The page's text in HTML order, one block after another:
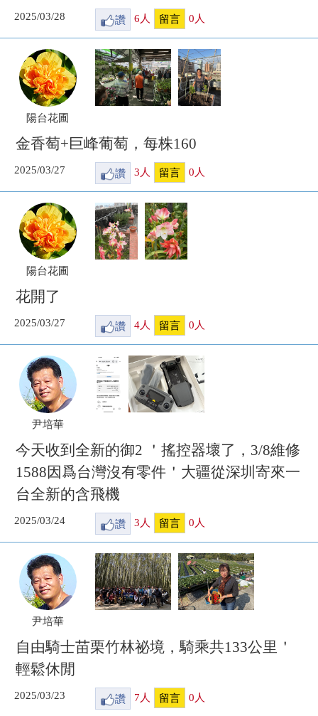
2025/03/28 讚 6 人 留言 0 人
陽台花圃
金香萄+巨峰葡萄，每株160
2025/03/27 讚 3 人 留言 0 人
陽台花圃
花開了
2025/03/27 讚 4人 留言 0 人
尹培華
今天收到全新的御2 ＇搖控器壞了，3/8維修
1588因爲台灣沒有零件＇大疆從深圳寄來一
台全新的含飛機
2025/03/24 讚 3 人 留言 0 人
尹培華
自由騎士苗栗竹林祕境，騎乘共133公里＇
輕鬆休閒
2025/03/23 讚 7人 留言 0人